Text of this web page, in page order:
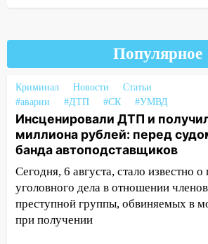
В Ульяновской области
руководителя частной
сотрудник
18:02 В Ульяновск едут
баскетбола!
17:08
Ульяновский
оставил в силе приговор
«УльяновскФармации» за
3,2 млн рублей
Популярное
Криминал Новости
Статьи
#аварии
#ДТП #СК #УМВД
Инсценировали ДТП и
миллиона рублей: перед
банда автоподставщиков
Сегодня, 6 августа, стало известно о
уголовного дела в отношении
преступной группы, обвиняемых в
при получении